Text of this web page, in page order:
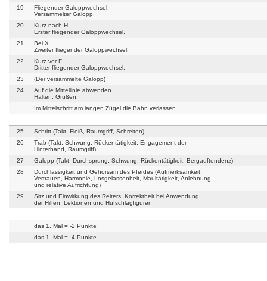
19
Fliegender Galoppwechsel.
Versammelter Galopp.
20
Kurz nach H
Erster fliegender Galoppwechsel.
21
Bei X
Zweiter fliegender Galoppwechsel.
22
Kurz vor F
Dritter fliegender Galoppwechsel.
23
(Der versammelte Galopp)
24
Auf die Mittellinie abwenden.
Halten. Grüßen.
Im Mittelschritt am langen Zügel die Bahn verlassen.
25
Schritt (Takt, Fleiß, Raumgriff, Schreiten)
26
Trab (Takt, Schwung, Rückentätigkeit, Engagement der
Hinterhand, Raumgriff)
27
Galopp (Takt, Durchsprung, Schwung, Rückentätigkeit, Bergauftendenz)
28
Durchlässigkeit und Gehorsam des Pferdes (Aufmerksamkeit,
Vertrauen, Harmonie, Losgelassenheit, Maultätigkeit, Anlehnung
und relative Aufrichtung)
29
Sitz und Einwirkung des Reiters, Korrektheit bei Anwendung
der Hilfen, Lektionen und Hufschlagfiguren
das 1. Mal = -2 Punkte
das 1. Mal = -4 Punkte